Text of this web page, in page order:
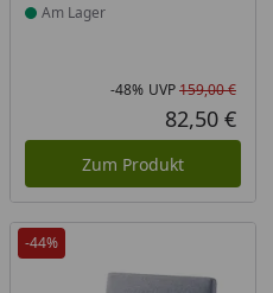
Am Lager
-48% UVP159,00 €
82,50 €
Zum Produkt
-44%